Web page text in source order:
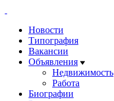
Новости
Типография
Вакансии
Объявления
Недвижимость
Работа
Биографии